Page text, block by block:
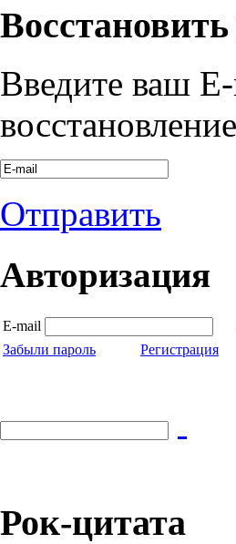
Введите ваш
Отправить
Авторизация
E-mail
Забыли пароль
Регистрация
Рок-цитата